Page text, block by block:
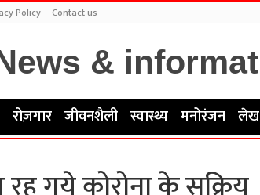
Policy Contact us
रोज़गार जीवनशैली स्वास्थ्य मनोरंजन लेख